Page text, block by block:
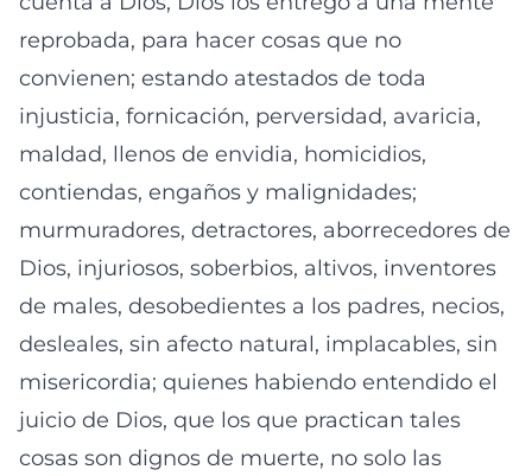
reprobada, para hacer cosas que no
convienen; estando atestados de toda
injusticia, fornicación, perversidad, avaricia,
maldad, llenos de envidia, homicidios,
contiendas, engaños y malignidades;
murmuradores, detractores, aborrecedores de
Dios, injuriosos, soberbios, altivos, inventores
de males, desobedientes a los padres, necios,
desleales, sin afecto natural, implacables, sin
misericordia; quienes habiendo entendido el
juicio de Dios, que los que practican tales
cosas son dignos de muerte, no solo las